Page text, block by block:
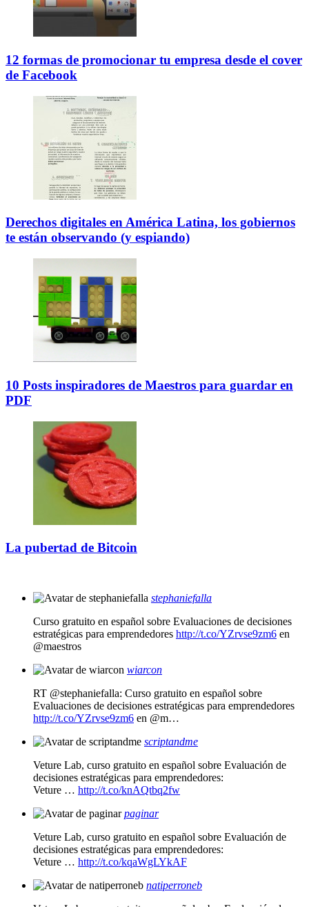
12 formas de promocionar tu empresa desde el cover
de Facebook
Derechos digitales en América Latina, los gobiernos
te están observando (y espiando)
10 Posts inspiradores de Maestros para guardar en
PDF
La pubertad de Bitcoin
stephaniefalla
Curso gratuito en español sobre Evaluaciones de decisiones
estratégicas para emprendedores http://t.co/YZrvse9zm6 en
@maestros
wiarcon
RT @stephaniefalla: Curso gratuito en español sobre
Evaluaciones de decisiones estratégicas para emprendedores
http://t.co/YZrvse9zm6 en @m…
scriptandme
Veture Lab, curso gratuito en español sobre Evaluación de
decisiones estratégicas para emprendedores:
Veture … http://t.co/knAQtbq2fw
paginar
Veture Lab, curso gratuito en español sobre Evaluación de
decisiones estratégicas para emprendedores:
Veture … http://t.co/kqaWgLYkAF
natiperroneb